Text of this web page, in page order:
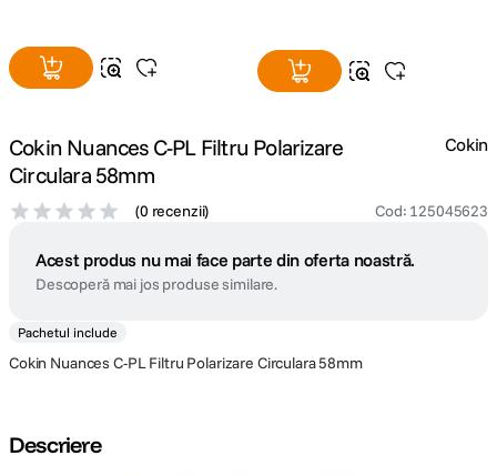
Cokin Nuances C-PL Filtru Polarizare
Circulara 58mm
(0 recenzii) Cod: 125045623
Cokin
Acest produs nu mai face parte din oferta noastră.
Descoperă mai jos produse similare.
Pachetul include
Cokin Nuances C-PL Filtru Polarizare Circulara 58mm
Descriere